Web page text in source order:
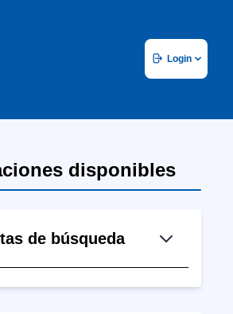
Login
disponibles
de búsqueda